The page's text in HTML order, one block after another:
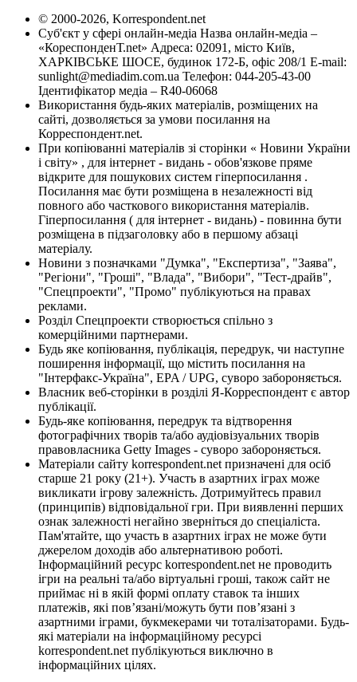
© 2000-2026, Korrespondent.net
Суб'єкт у сфері онлайн-медіа Назва онлайн-медіа –
«КореспонденТ.net» Адреса: 02091, місто Київ,
ХАРКІВСЬКЕ ШОСЕ, будинок 172-Б, офіс 208/1 E-mail:
sunlight@mediadim.com.ua Телефон: 044-205-43-00
Ідентифікатор медіа – R40-06068
Використання будь-яких матеріалів, розміщених на
сайті, дозволяється за умови посилання на
Корреспондент.net.
При копіюванні матеріалів зі сторінки « Новини України
і світу» , для інтернет - видань - обов'язкове пряме
відкрите для пошукових систем гіперпосилання .
Посилання має бути розміщена в незалежності від
повного або часткового використання матеріалів.
Гіперпосилання ( для інтернет - видань) - повинна бути
розміщена в підзаголовку або в першому абзаці
матеріалу.
Новини з позначками "Думка", "Експертиза", "Заява",
"Регіони", "Гроші", "Влада", "Вибори", "Тест-драйв",
"Спецпроекти", "Промо" публікуються на правах
реклами.
Розділ Спецпроекти створюється спільно з
комерційними партнерами.
Будь яке копіювання, публікація, передрук, чи наступне
поширення інформації, що містить посилання на
"Інтерфакс-Україна", EPA / UPG, суворо забороняється.
Власник веб-сторінки в розділі Я-Корреспондент є автор
публікації.
Будь-яке копіювання, передрук та відтворення
фотографічних творів та/або аудіовізуальних творів
правовласника Getty Images - суворо забороняється.
Матеріали сайту korrespondent.net призначені для осіб
старше 21 року (21+). Участь в азартних іграх може
викликати ігрову залежність. Дотримуйтесь правил
(принципів) відповідальної гри. При виявленні перших
ознак залежності негайно зверніться до спеціаліста.
Пам'ятайте, що участь в азартних іграх не може бути
джерелом доходів або альтернативою роботі.
Інформаційний ресурс korrespondent.net не проводить
ігри на реальні та/або віртуальні гроші, також сайт не
приймає ні в якій формі оплату ставок та інших
платежів, які пов’язані/можуть бути пов’язані з
азартними іграми, букмекерами чи тоталізаторами. Будь-
які матеріали на інформаційному ресурсі
korrespondent.net публікуються виключно в
інформаційних цілях.